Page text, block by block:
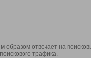
отвечает на
трафика.